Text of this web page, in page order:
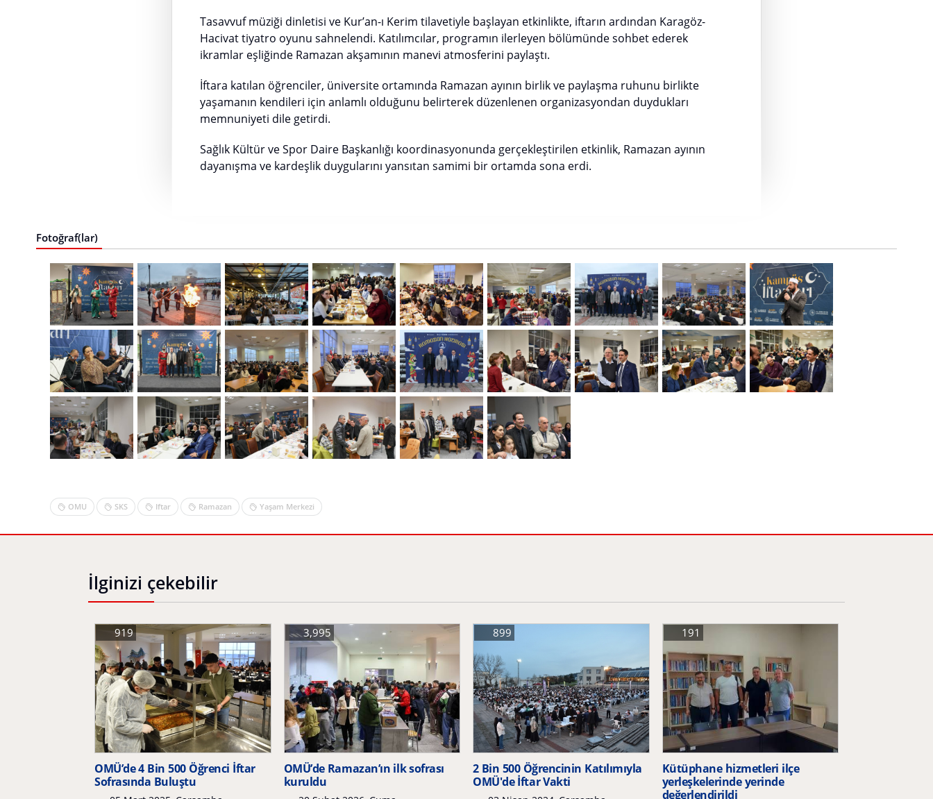
Tasavvuf müziği dinletisi ve Kur’an-ı Kerim tilavetiyle başlayan etkinlikte, iftarın ardından Karagöz-
Hacivat tiyatro oyunu sahnelendi. Katılımcılar, programın ilerleyen bölümünde sohbet ederek
ikramlar eşliğinde Ramazan akşamının manevi atmosferini paylaştı.
İftara katılan öğrenciler, üniversite ortamında Ramazan ayının birlik ve paylaşma ruhunu birlikte
yaşamanın kendileri için anlamlı olduğunu belirterek düzenlenen organizasyondan duydukları
memnuniyeti dile getirdi.
Sağlık Kültür ve Spor Daire Başkanlığı koordinasyonunda gerçekleştirilen etkinlik, Ramazan ayının
dayanışma ve kardeşlik duygularını yansıtan samimi bir ortamda sona erdi.
Fotoğraf(lar)
OMU SKS Iftar Ramazan Yaşam Merkezi
İlginizi çekebilir
OMÜ’de 4 Bin 500 Öğrenci İftar
Sofrasında Buluştu
919
OMÜ’de Ramazan’ın ilk sofrası
kuruldu
3,995
2 Bin 500 Öğrencinin Katılımıyla
OMÜ'de İftar Vakti
899
Kütüphane hizmetleri ilçe
yerleşkelerinde yerinde
değerlendirildi
191